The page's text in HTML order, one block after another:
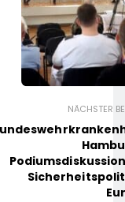
NÄCHSTER